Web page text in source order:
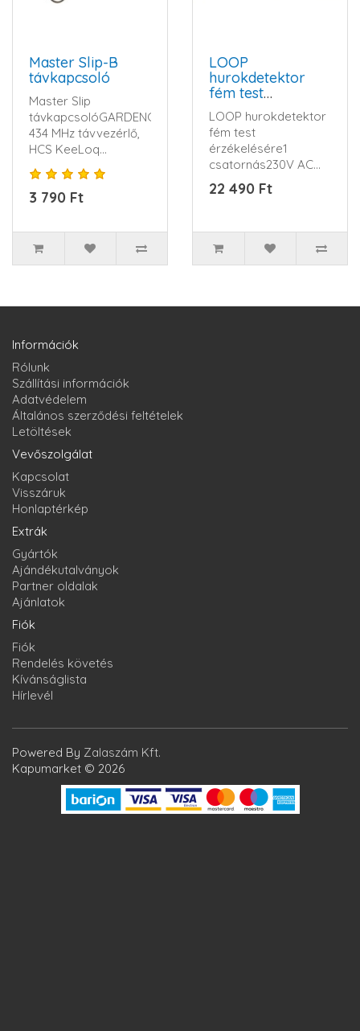
Master Slip-B
távkapcsoló
Master Slip
távkapcsolóGARDENGATE
434 MHz távvezérlő,
HCS KeeLoq
ugrókód, 4 csatorna,
3 V CR2032 ele..
3 790 Ft
LOOP
hurokdetektor
fém test
érzékelésére
LOOP hurokdetektor
fém test
érzékelésére1
csatornás230V AC
működés12-24
AC/DC
bis..
22 490 Ft
Információk
Rólunk
Szállítási információk
Adatvédelem
Általános szerződési feltételek
Letöltések
Vevőszolgálat
Kapcsolat
Visszáruk
Honlaptérkép
Extrák
Gyártók
Ajándékutalványok
Partner oldalak
Ajánlatok
Fiók
Fiók
Rendelés követés
Kívánságlista
Hírlevél
Powered By Zalaszám Kft.
Kapumarket © 2026